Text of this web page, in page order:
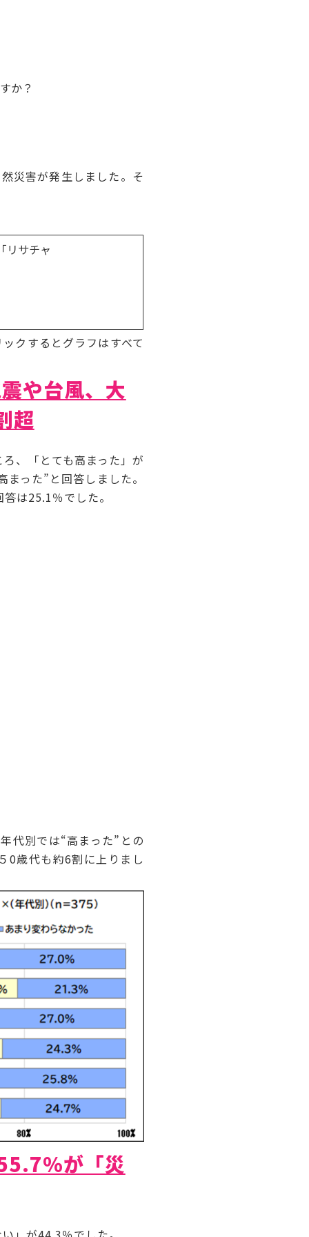
か？
災害が発生しました。そ
リサチャ
クするとグラフはすべて
や台風、大
超
、「とても高まった」が
った”と回答しました。
は25.1％でした。
代別では“高まった”との
0歳代も約6割に上りまし
％が「災